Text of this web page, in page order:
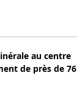
au centre
de près de 76